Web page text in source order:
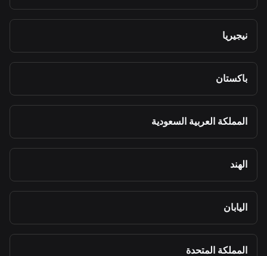
نيجيريا
باكستان
المملكة العربية السعودية
الهند
اليابان
المملكة المتحدة